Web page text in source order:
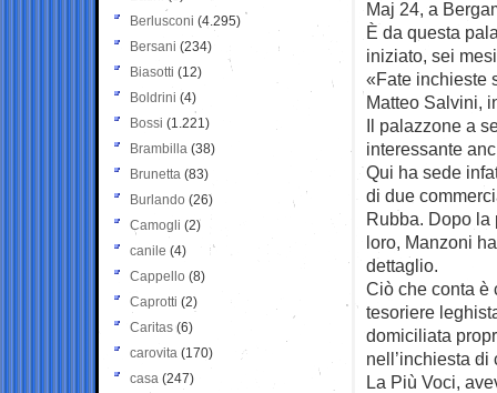
Maj 24, a
È da questa
iniziato, sei
«Fate inchieste
Matteo Salvini,
Il palazzone a
interessante
Qui ha sede
di due
Rubba. Dopo la
loro, Manzoni
dettaglio.
Ciò che conta è
tesoriere
domiciliata
nell’inchiesta di
La Più Voci,
Berlusconi (4.295)
Bersani (234)
Biasotti (12)
Boldrini (4)
Bossi (1.221)
Brambilla (38)
Brunetta (83)
Burlando (26)
Camogli (2)
canile (4)
Cappello (8)
Caprotti (2)
Caritas (6)
carovita (170)
casa (247)